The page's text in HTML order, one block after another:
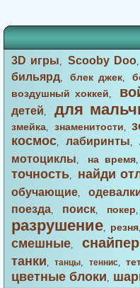
3D игры,Scooby Doo
бильярд,блек джек,
воздушный хоккей,
детей, для
змейка, знаменитости,
космос, лабиринты,
мотоциклы, на время
точность, найди
обучающие,
поезда, поиск, покер
разрушение, резня,
смешные,
танки,танцы, теннис,
цветные блоки,